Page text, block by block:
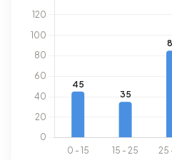
verbruik van 1.150 m³ per